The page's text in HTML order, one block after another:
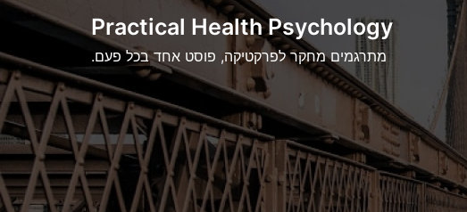
Skip
content
Practical Health Psychology
.מתרגמים מחקר לפרקטיקה, פוסט אחד בכל פעם